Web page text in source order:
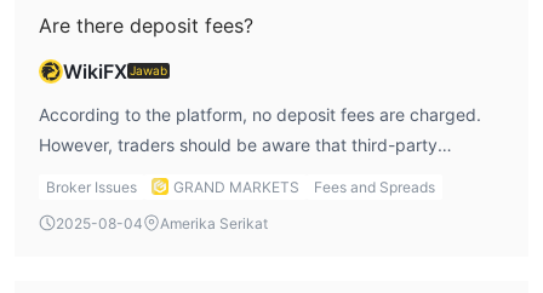
Are there deposit fees?
WikiFXJawab
According to the platform, no deposit fees are charged.
However, traders should be aware that third-party
providers (banks, card issuers) may apply processing or
Broker Issues GRAND MARKETS
Fees and Spreads
2025-08-04
Amerika Serikat